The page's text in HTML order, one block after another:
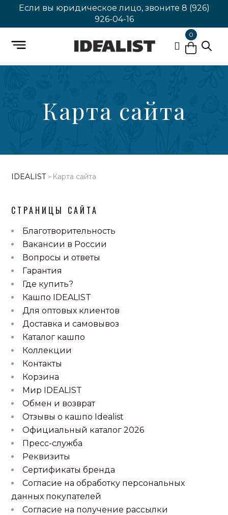
Если вы юридическое лицо, звоните 8 (926)
926-04-16
0
Карта сайта
IDEALIST> Карта сайта
СТРАНИЦЫ САЙТА
Благотворительность
Вакансии в России
Вопросы и ответы
Гарантия
Где купить?
Кашпо IDEALIST
Для оптовых клиентов
Доставка и самовывоз
Каталог кашпо
Коллекции
Контакты
Корзина
Мир IDEALIST
Обмен и возврат
Отзывы о кашпо Idealist
Официальный каталог 2026
Пресс-служба
Реквизиты
Сертификаты бренда
Согласие на обработку персональных
данных покупателей
Согласие на получение рассылки